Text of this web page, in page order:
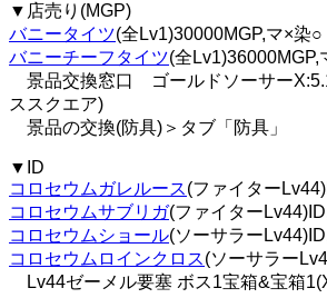
▼店売り(MGP)
バニータイツ(全Lv1)30000MGP,マ×染○
バニーチーフタイツ(全Lv1)36000MGP,
景品交換窓口 ゴールドソーサー
ススクエア)
景品の交換(防具)＞タブ「防具」
▼ID
コロセウムガレルース(ファイター
コロセウムサブリガ(ファイター
コロセウムショール(ソーサラー
コロセウムロインクロス(ソーサラー
Lv44ゼーメル要塞 ボス1宝箱&宝箱